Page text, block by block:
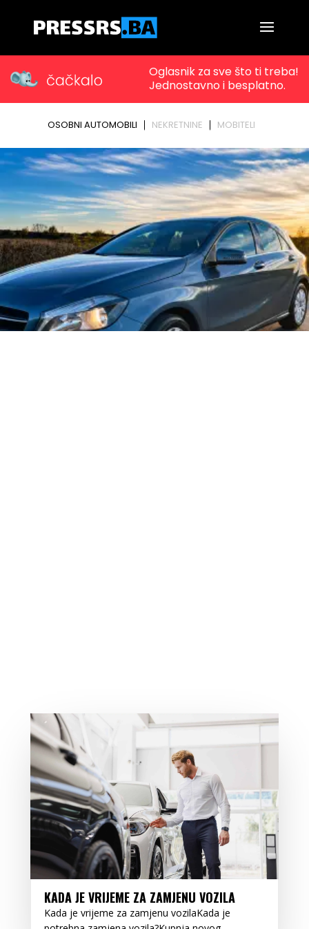
KADA JE VRIJEME ZA ZAMJENU VOZILA
Kada je vrijeme za zamjenu vozilaKada je